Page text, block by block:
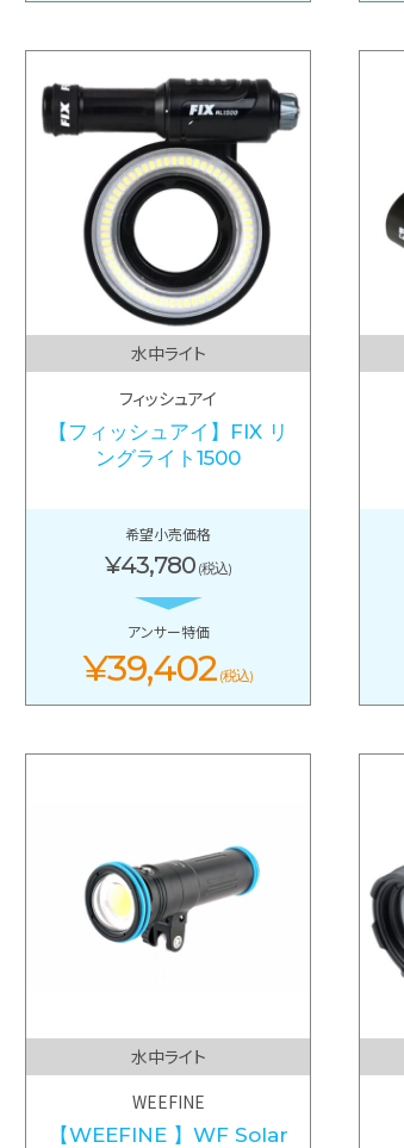
水中ライト
フィッシュアイ
【フィッシュアイ】FIX リ
ングライト1500
希望小売価格
¥43,780 (税込)
アンサー特価
¥39,402 (税込)
水中ライト
WEEFINE
【WEEFINE 】WF Solar